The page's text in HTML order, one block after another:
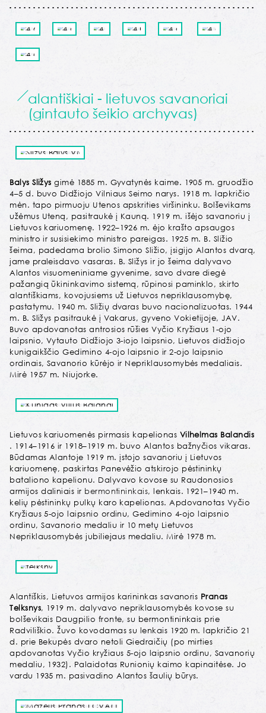
alantiškiai - lietuvos savanoriai
(gintauto šeikio archyvas)
Balys Sližys gimė 1885 m. Gyvatynės kaime. 1905 m. gruodžio
4–5 d. buvo Didžiojo Vilniaus Seimo narys. 1918 m. lapkričio
mėn. tapo pirmuoju Utenos apskrities viršininku. Bolševikams
užėmus Uteną, pasitraukė į Kauną. 1919 m. išėjo savanoriu į
Lietuvos kariuomenę. 1922–1926 m. ėjo krašto apsaugos
ministro ir susisiekimo ministro pareigas. 1925 m. B. Sližio
šeima, padedama brolio Simono Sližio, įsigijo Alantos dvarą,
jame praleisdavo vasaras. B. Sližys ir jo šeima dalyvavo
Alantos visuomeniniame gyvenime, savo dvare diegė
pažangią ūkininkavimo sistemą, rūpinosi paminklo, skirto
alantiškiams, kovojusiems už Lietuvos nepriklausomybę,
pastatymu. 1940 m. Sližių dvaras buvo nacionalizuotas. 1944
m. B. Sližys pasitraukė į Vakarus, gyveno Vokietijoje, JAV.
Buvo apdovanotas antrosios rūšies Vyčio Kryžiaus 1-ojo
laipsnio, Vytauto Didžiojo 3-iojo laipsnio, Lietuvos didžiojo
kunigaikščio Gedimino 4-ojo laipsnio ir 2-ojo laipsnio
ordinais, Savanorio kūrėjo ir Nepriklausomybės medaliais.
Mirė 1957 m. Niujorke.
Lietuvos kariuomenės pirmasis kapelionas Vilhelmas Balandis
. 1914–1916 ir 1918–1919 m. buvo Alantos bažnyčios vikaras.
Būdamas Alantoje 1919 m. įstojo savanoriu į Lietuvos
kariuomenę, paskirtas Panevėžio atskirojo pėstininkų
bataliono kapelionu. Dalyvavo kovose su Raudonosios
armijos daliniais ir bermontininkais,lenkais. 1921–1940 m.
kelių pėstininkų pulkų karo kapelionas. Apdovanotas Vyčio
Kryžiaus 5-ojo laipsnio ordinu, Gedimino 4-ojo laipsnio
ordinu, Savanorio medaliu ir 10 metų Lietuvos
Nepriklausomybės jubiliejaus medaliu. Mirė 1978 m.
Alantiškis, Lietuvos armijos karininkas savanoris Pranas
Telksnys, 1919 m. dalyvavo nepriklausomybės kovose su
bolševikais Daugpilio fronte, su bermontininkais prie
Radviliškio. Žuvo kovodamas su lenkais 1920 m. lapkričio 21
d. prie Bekupės dvaro netoli Giedraičių (po mirties
apdovanotas Vyčio kryžiaus 5-ojo laipsnio ordinu, Savanorių
medaliu, 1932). Palaidotas Runionių kaimo kapinaitėse. Jo
vardu 1935 m. pasivadino Alantos šaulių būrys.